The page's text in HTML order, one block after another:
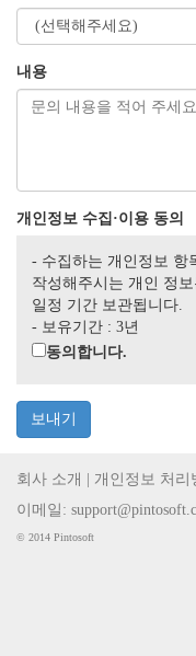
내용
개인정보 수집·이용 동의
- 수집하는 개인정보 항
작성해주시는 개인 정
일정 기간 보관됩니다.
- 보유기간 : 3년
동의합니다.
보내기
회사 소개
개인정보 처리
이메일:
© 2014 Pintosoft